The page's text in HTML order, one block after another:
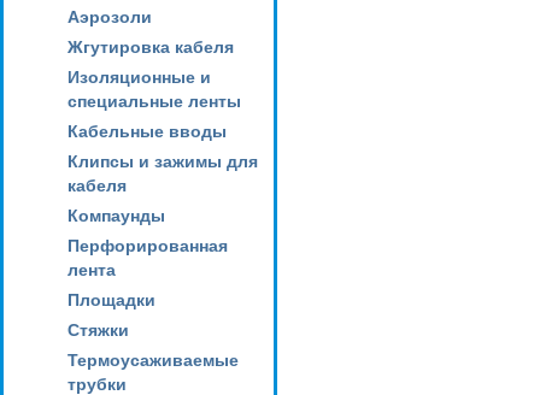
Аэрозоли
Жгутировка кабеля
Изоляционные и
специальные ленты
Кабельные вводы
Клипсы и зажимы для
кабеля
Компаунды
Перфорированная
лента
Площадки
Стяжки
Термоусаживаемые
трубки